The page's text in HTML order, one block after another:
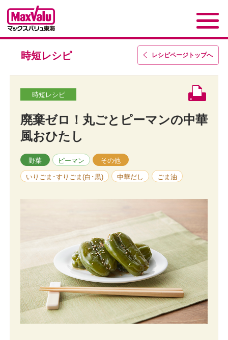
レシピページトップへ
時短レシピ
時短レシピ
廃棄ゼロ！丸ごとピーマンの中華
風おひたし
野菜 ピーマン その他
いりごま･すりごま(白･黒) 中華だし ごま油